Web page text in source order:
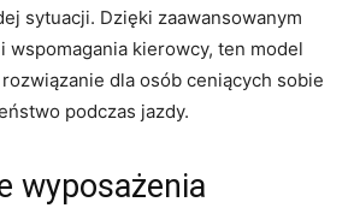
sytuacji. Dzięki zaawansowanym
wspomagania kierowcy, ten model
dla osób ceniących sobie
podczas jazdy.
wyposażenia